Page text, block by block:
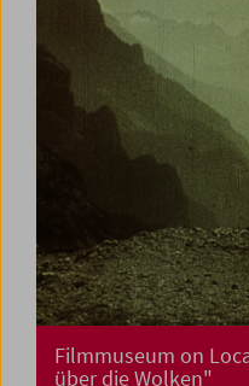
Filmmuseum on
über die Wolken"